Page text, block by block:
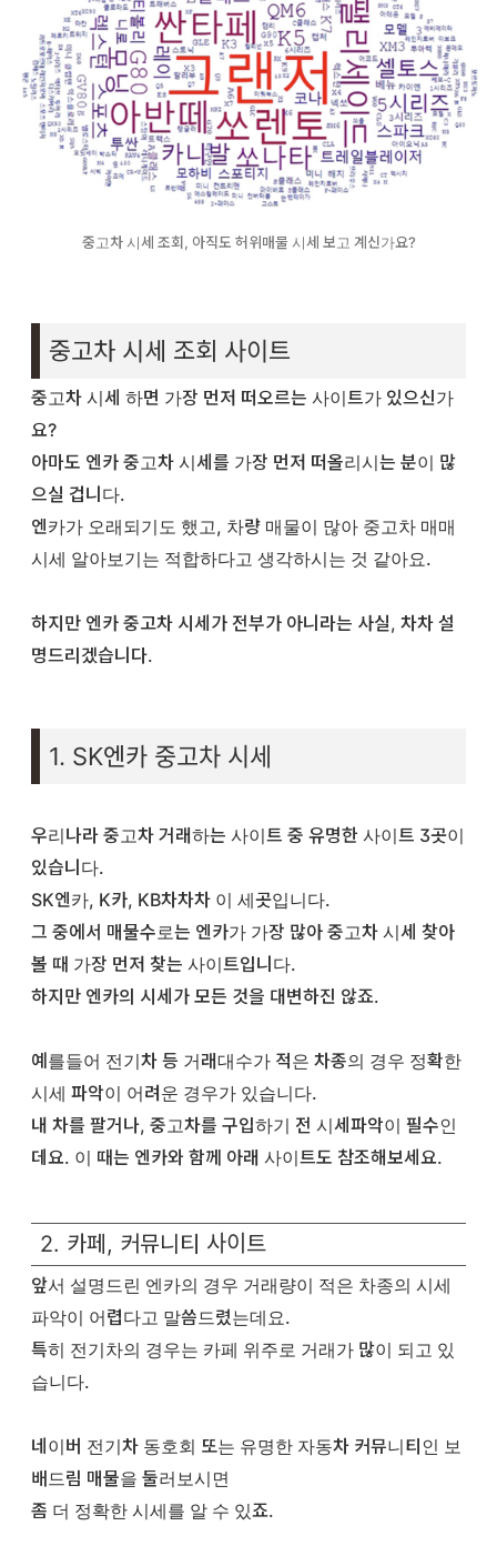
중고차 시세 조회, 아직도 허위매물 시세 보고 계신가요?
중고차 시세 조회 사이트
중고차 시세 하면 가장 먼저 떠오르는 사이트가 있으신가
요?
아마도 엔카 중고차 시세를 가장 먼저 떠올리시는 분이 많
으실 겁니다.
엔카가 오래되기도 했고, 차량 매물이 많아 중고차 매매
시세 알아보기는 적합하다고 생각하시는 것 같아요.
하지만 엔카 중고차 시세가 전부가 아니라는 사실, 차차 설
명드리겠습니다.
1. SK엔카 중고차 시세
우리나라 중고차 거래하는 사이트 중 유명한 사이트 3곳이
있습니다.
SK엔카, K카, KB차차차 이 세곳입니다.
그 중에서 매물수로는 엔카가 가장 많아 중고차 시세 찾아
볼 때 가장 먼저 찾는 사이트입니다.
하지만 엔카의 시세가 모든 것을 대변하진 않죠.
예를들어 전기차 등 거래대수가 적은 차종의 경우 정확한
시세 파악이 어려운 경우가 있습니다.
내 차를 팔거나, 중고차를 구입하기 전 시세파악이 필수인
데요. 이 때는 엔카와 함께 아래 사이트도 참조해보세요.
2. 카페, 커뮤니티 사이트
앞서 설명드린 엔카의 경우 거래량이 적은 차종의 시세
파악이 어렵다고 말씀드렸는데요.
특히 전기차의 경우는 카페 위주로 거래가 많이 되고 있
습니다.
네이버 전기차 동호회 또는 유명한 자동차 커뮤니티인 보
배드림 매물을 둘러보시면
좀 더 정확한 시세를 알 수 있죠.